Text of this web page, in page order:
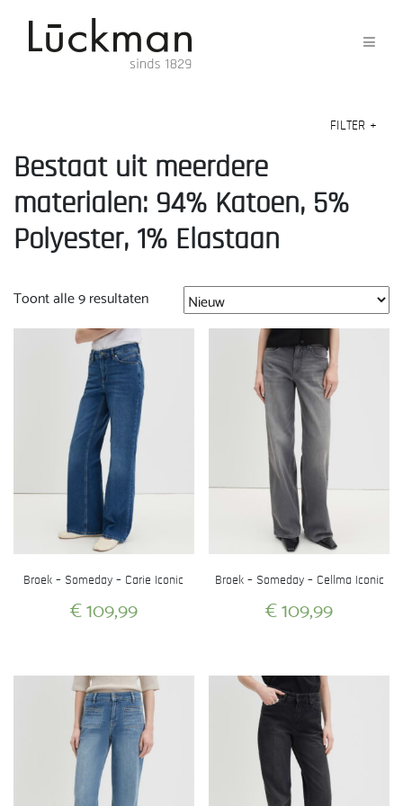
FILTER +
Bestaat uit meerdere
materialen: 94% Katoen, 5%
Polyester, 1% Elastaan
Toont alle 9 resultatenGesorteerd
Broek – Someday – Carie Iconic
€109,99
heeft
meerdere
variaties.
Deze
optie
kan
Broek – Someday – Cellma Iconic
€109,99
heeft
meerdere
variaties.
Deze
optie
kan